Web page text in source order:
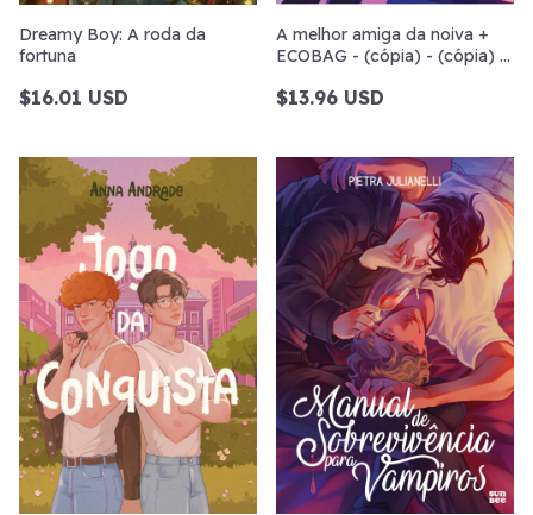
Dreamy Boy: A roda da
fortuna
$16.01 USD
A melhor amiga da noiva +
ECOBAG - (cópia) - (cópia) -
$13.96 USD